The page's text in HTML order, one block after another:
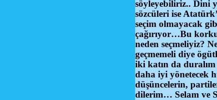
söyleyebiliriz.. Dini
sözcüleri ise
seçim olmayacak
çağırıyor…Bu
neden seçmeliyiz?
geçmemeli diye
iki katın da duralım
daha iyi yönetecek
düşüncelerin,
dilerim… Selam ve